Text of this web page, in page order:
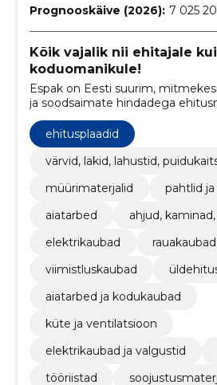
Prognooskäive (2026): 7 025
Kõik vajalik nii ehitajale kui
koduomanikule!
Espak on Eesti suurim,
ja soodsaimate hindadega
kett. Asume 17 erinevas Eesti
ehitusplaadid
värvid, lakid, lahustid,
müürimaterjalid
pahtlid
aiatarbed
ahjud,
elektrikaubad
rauakaubad
viimistluskaubad
aiatarbed ja kodukaubad
küte ja ventilatsioon
elektrikaubad ja valgustid
tööriistad